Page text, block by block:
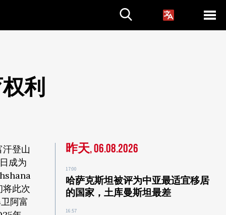
利
汗登山
成为
此次
阿富
昨天, 06.08.2026
17:00
哈萨克斯坦被评为中亚最适宜移居
的国家，土库曼斯坦最差
16:57